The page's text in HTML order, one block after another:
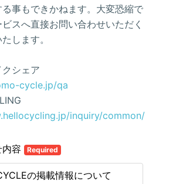
事もできかねます。大変恐縮で
スへ直接お問い合わせいただく
します。
クシェア
cycle.jp/qa
inquiry/common/
容 Required
の掲載情報について